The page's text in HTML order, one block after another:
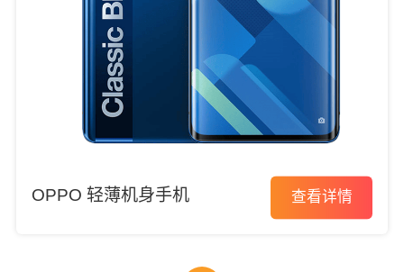
OPPO 轻薄机身手机 查看详情